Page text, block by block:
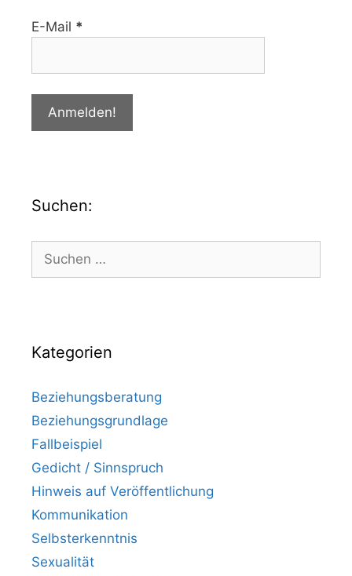
E-Mail *
Suchen:
Kategorien
Beziehungsberatung
Beziehungsgrundlage
Fallbeispiel
Gedicht / Sinnspruch
Hinweis auf Veröffentlichung
Kommunikation
Selbsterkenntnis
Sexualität